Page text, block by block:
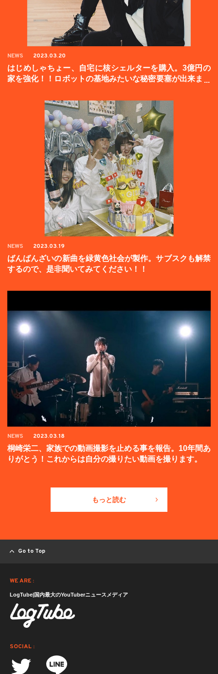
NEWS 2023.03.20
はじめしゃちょー、自宅に核シェルターを購入。3億円の
家を強化！！ロボットの基地みたいな秘密要塞が出来まし
NEWS 2023.03.19
ばんばんざいの新曲を緑黄色社会が製作。サブスクも解禁
するので、是非聞いてみてください！！
NEWS 2023.03.18
桐崎栄二、家族での動画撮影を止める事を報告。10年間あ
りがとう！これからは自分の撮りたい動画を撮ります。
もっと読む
Go to Top
WE ARE :
LogTube|国内最大のYouTuberニュースメディア
SOCIAL :